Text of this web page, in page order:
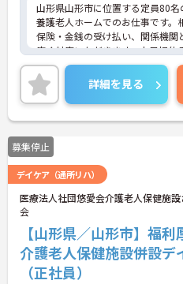
山形県山形市に位置する定員80名
養護老人ホームでのお仕事です。
保険・金銭の受け払い、関係機関
広く対応いただきます。土日祝休
制、年間休日は120日以上となり
ランスも大切に働ける環境です。
は、面接対策ポイントなど、さら
たしますのでお気軽にご相談くだ
詳細を見る
募集停止
デイケア（通所リハ）
医療法人社団悠愛会介護老人保健施設
会
【山形県／山形市】福
介護老人保健施設併設デ
（正社員）